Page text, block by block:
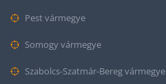
Pest vármegye
Somogy vármegye
Szabolcs-Szatmár-Bereg vármegye